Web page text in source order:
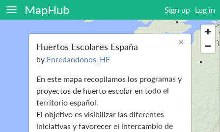
MapHub Sign up Log in
×
Huertos Escolares España
by Enredandonos_HE
En este mapa recopilamos los programas y
proyectos de huerto escolar en todo el
territorio español.
El objetivo es visibilizar las diferentes
iniciativas y favorecer el intercambio de